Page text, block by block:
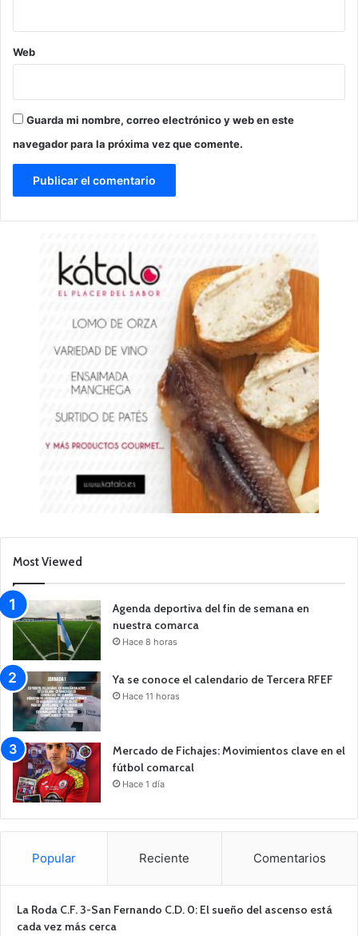
Web
Guarda mi nombre, correo electrónico y web en este
navegador para la próxima vez que comente.
Most Viewed
Agenda deportiva del fin de semana en
nuestra comarca
Hace 8 horas
Ya se conoce el calendario de Tercera RFEF
Hace 11 horas
Mercado de Fichajes: Movimientos clave en el
fútbol comarcal
Hace 1 día
Popular Reciente Comentarios
La Roda C.F. 3-San Fernando C.D. 0: El sueño del ascenso está
cada vez más cerca